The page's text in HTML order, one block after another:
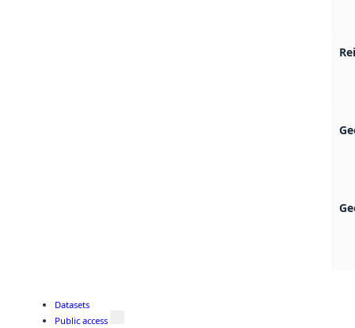
Datasets
Public access